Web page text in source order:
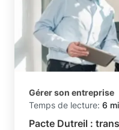
Gérer son entreprise
Temps de lecture: 6
Pacte Dutreil :